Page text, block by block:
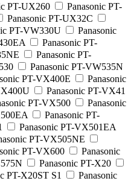
PT-UX260
Panasonic PT-
Panasonic PT-UX32C
PT-VW330U
Panasonic
Panasonic PT-
Panasonic PT-
Panasonic PT-VW535N
PT-VX400E
Panasonic
Panasonic PT-VX41
PT-VX500
Panasonic
Panasonic PT-
Panasonic PT-VX501EA
PT-VX505NE
PT-VX600
Panasonic
Panasonic PT-X20
PT-X20ST S1
Panasonic